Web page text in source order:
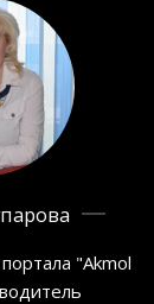
"Akmol